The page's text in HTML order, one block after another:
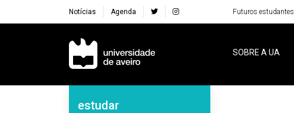
Notícias Agenda Futuros estudantes
Navegação Principal
SOBRE A UA
Navegação Lateral
estudar